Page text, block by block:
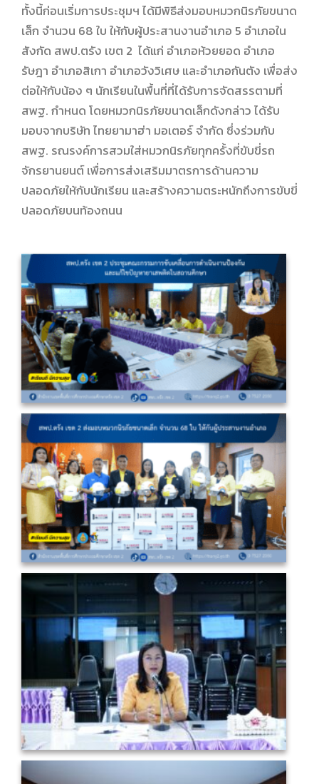
ทั้งนี้ก่อนเริ่มการประชุมฯ ได้มีพิธีส่งมอบหมวกนิรภัยขนาด
เล็ก จำนวน 68 ใบ ให้กับผู้ประสานงานอำเภอ 5 อำเภอใน
สังกัด สพป.ตรัง เขต 2 ได้แก่ อำเภอห้วยยอด อำเภอ
รัษฎา อำเภอสิเกา อำเภอวังวิเศษ และอำเภอกันตัง เพื่อส่ง
ต่อให้กับน้อง ๆ นักเรียนในพื้นที่ที่ได้รับการจัดสรรตามที่
สพฐ. กำหนด โดยหมวกนิรภัยขนาดเล็กดังกล่าว ได้รับ
มอบจากบริษัท ไทยยามาฮ่า มอเตอร์ จำกัด ซึ่งร่วมกับ
สพฐ. รณรงค์การสวมใส่หมวกนิรภัยทุกครั้งที่ขับขี่รถ
จักรยานยนต์ เพื่อการส่งเสริมมาตรการด้านความ
ปลอดภัยให้กับนักเรียน และสร้างความตระหนักถึงการขับขี่
ปลอดภัยบนท้องถนน